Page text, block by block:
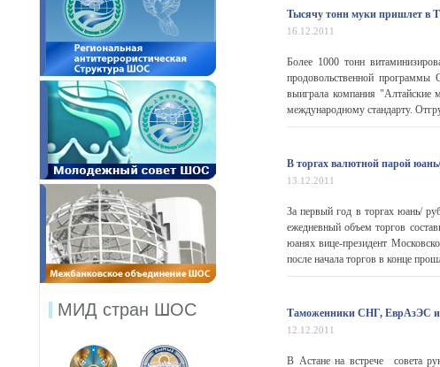
МИД стран ШОС
Тысячу тонн муки пришлет в
16.12.2011
Более 1000 тонн
продовольственной
выиграла компания "Алтайские
международному стандарту.
В торгах валютной парой
13.12.2011
За первый год в торгах юань/
ежедневный объем торгов
юанях вице-президент
после начала торгов в конце
Таможенники СНГ, ЕврАзЭС и
12.12.2011
В Астане на встрече совета